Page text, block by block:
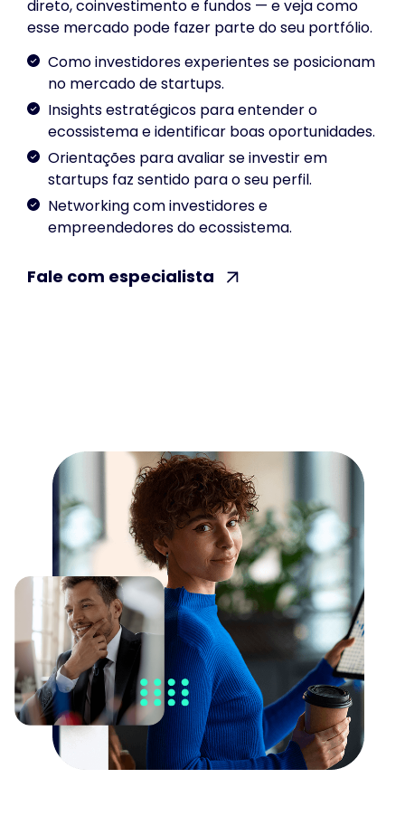
direto, coinvestimento e fundos — e veja como
esse mercado pode fazer parte do seu portfólio.
Como investidores experientes se posicionam
no mercado de startups.
Insights estratégicos para entender o
ecossistema e identificar boas oportunidades.
Orientações para avaliar se investir em
startups faz sentido para o seu perfil.
Networking com investidores e
empreendedores do ecossistema.
Fale com especialista